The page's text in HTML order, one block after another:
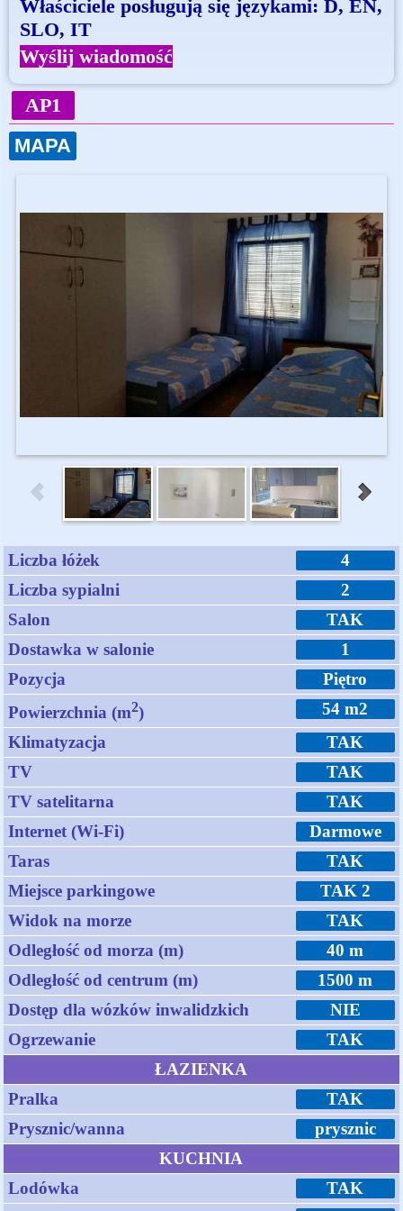
Właściciele posługują się językami: D, EN,
SLO, IT
Wyślij wiadomość
AP1
MAPA
Liczba łóżek
4
Liczba sypialni
2
Salon
TAK
Dostawka w salonie
1
Pozycja
Piętro
Powierzchnia (m2)
54 m2
Klimatyzacja
TAK
TV
TAK
TV satelitarna
TAK
Internet (Wi-Fi)
Darmowe
Taras
TAK
Miejsce parkingowe
TAK 2
Widok na morze
TAK
Odległość od morza (m)
40 m
Odległość od centrum (m)
1500 m
Dostęp dla wózków inwalidzkich
NIE
Ogrzewanie
TAK
ŁAZIENKA
Pralka
TAK
Prysznic/wanna
prysznic
KUCHNIA
Lodówka
TAK